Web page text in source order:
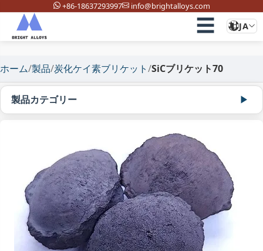
+86-18637293997 info@brightalloys.com
☰ JA
ホーム/製品/炭化ケイ素ブリケット/SiCブリケット70
製品カテゴリー